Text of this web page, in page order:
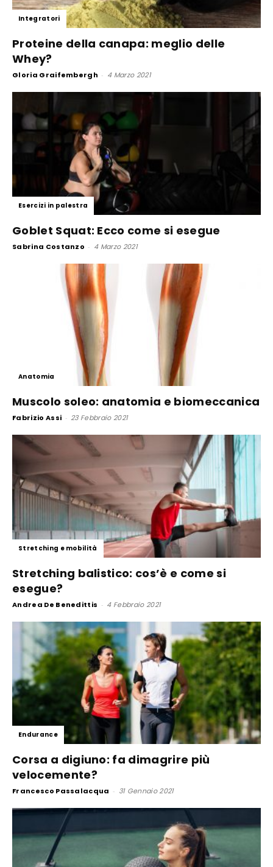
Integratori
Proteine della canapa: meglio delle
Whey?
Gloria Graifembergh - 4 Marzo 2021
Esercizi in palestra
Goblet Squat: Ecco come si esegue
Sabrina Costanzo - 4 Marzo 2021
Anatomia
Muscolo soleo: anatomia e biomeccanica
Fabrizio Assi - 23 Febbraio 2021
Stretching e mobilità
Stretching balistico: cos’è e come si
esegue?
Andrea De Benedittis - 4 Febbraio 2021
Endurance
Corsa a digiuno: fa dimagrire più
velocemente?
Francesco Passalacqua - 31 Gennaio 2021